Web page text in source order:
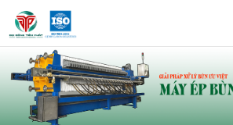
Bơm Piston
Bơm màng
Tấm lọc khung bản